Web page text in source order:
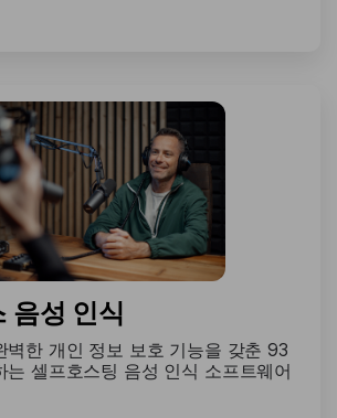
음성 인식
벽한 개인 정보 보호 기능을 갖춘 93
는 셀프호스팅 음성 인식 소프트웨어